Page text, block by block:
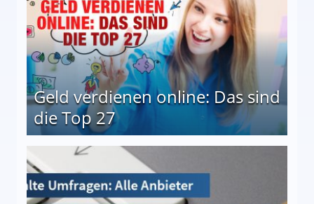
Geld verdienen online: Das sind
die Top 27